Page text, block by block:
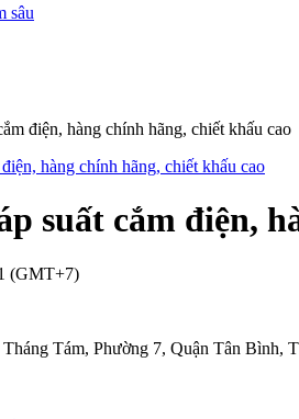
điện, hàng chính hãng, chiết khấu cao
suất cắm điện,
(GMT+7)
Tám, Phường 7, Quận Tân Bình,